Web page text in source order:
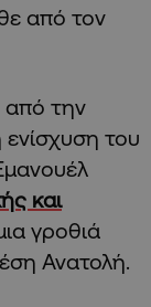
από τον
από την
του
και
γροθιά
Ανατολή.